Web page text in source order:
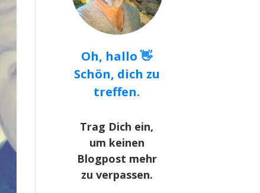
Oh, hallo 👋
Schön, dich zu
treffen.
Trag Dich ein,
um keinen
Blogpost mehr
zu verpassen.